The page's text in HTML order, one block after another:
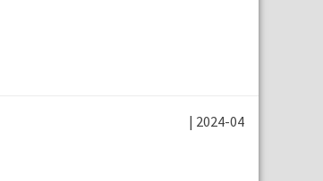
| 2024-04